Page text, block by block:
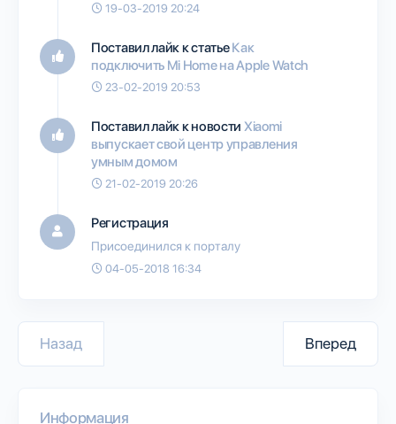
19-03-2019 20:24
Поставил лайк к статьеКак
подключить Mi Home на Apple Watch
23-02-2019 20:53
Поставил лайк к новости Xiaomi
выпускает свой центр управления
умным домом
21-02-2019 20:26
Регистрация
Присоединился к порталу
04-05-2018 16:34
Назад Вперед
Информация